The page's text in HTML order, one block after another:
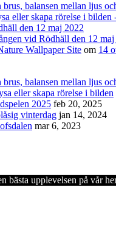
balansen mellan ljus
eller skapa rörelse i bilden
den 12 maj 2022
vid Rödhäll den 12
Wallpaper Site om 14
balansen mellan ljus
eller skapa rörelse i bilden
2025 feb 20, 2025
vinterdag jan 14, 2024
mar 6, 2023
upplevelsen på vår